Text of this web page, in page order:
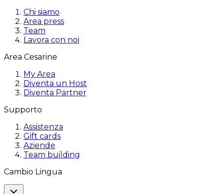
Chi siamo
Area press
Team
Lavora con noi
Area Cesarine
My Area
Diventa un Host
Diventa Partner
Supporto
Assistenza
Gift cards
Aziende
Team building
Cambio Lingua